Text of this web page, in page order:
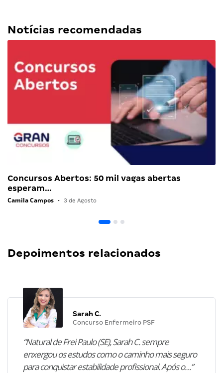
Notícias recomendadas
Concursos Abertos: 50 mil vagas abertas
esperam…
Camila Campos • 3 de Agosto
Depoimentos relacionados
Sarah C.
Concurso Enfermeiro PSF
“Natural de Frei Paulo (SE), Sarah C. sempre
enxergou os estudos como o caminho mais seguro
para conquistar estabilidade profissional. Após o…”